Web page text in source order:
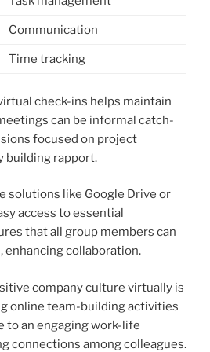
Communication
Time tracking
check-ins helps maintain
can be informal catch-
focused on project
building rapport.
solutions like Google Drive or
access to essential
that all group members can
enhancing collaboration.
company culture virtually is
online team-building activities
to an engaging work-life
connections among colleagues.